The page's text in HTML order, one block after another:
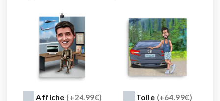
Affiche (+24.99€) Toile (+64.99€)